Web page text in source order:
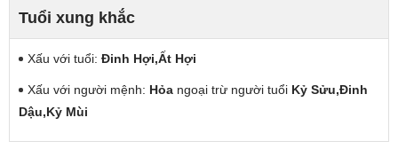
Tuổi xung khắc
Xấu với tuổi: Đinh Hợi,Ất Hợi
Xấu với người mệnh: Hỏa ngoại trừ người tuổi Kỷ Sửu,Đinh
Dậu,Kỷ Mùi